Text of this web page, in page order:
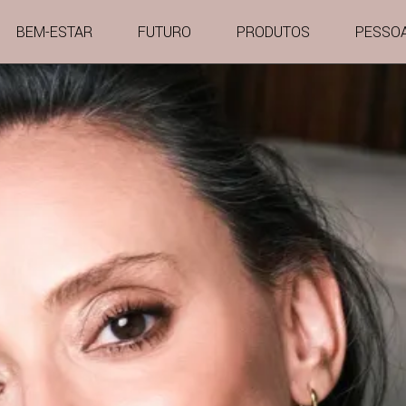
BEM-ESTAR FUTURO PRODUTOS